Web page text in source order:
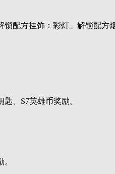
配方挂饰：彩灯、解锁配
、S7英雄币奖励。